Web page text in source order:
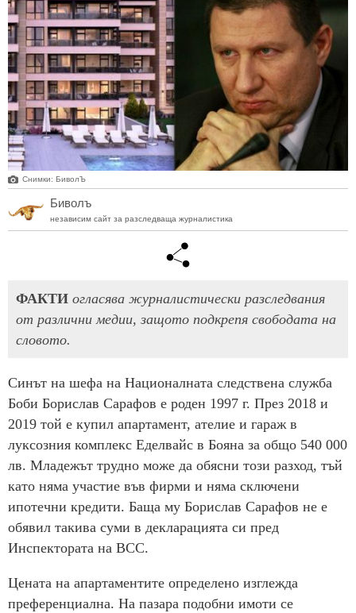
Снимки: БиволЪ
Биволъ
независим сайт за разследваща журналистика
ФАКТИ огласява журналистически разследвания
от различни медии, защото подкрепя свободата на
словото.
Синът на шефа на Националната следствена служба
Боби Борислав Сарафов е роден 1997 г. През 2018 и
2019 той е купил апартамент, ателие и гараж в
луксозния комплекс Еделвайс в Бояна за общо 540 000
лв. Младежът трудно може да обясни този разход, тъй
като няма участие във фирми и няма сключени
ипотечни кредити. Баща му Борислав Сарафов не е
обявил такива суми в декларацията си пред
Инспектората на ВСС.
Цената на апартаментите определено изглежда
преференциална. На пазара подобни имоти се